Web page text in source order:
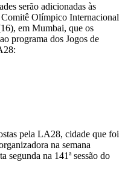
serão adicionadas às
Olímpico Internacional
em Mumbai, que os
programa dos Jogos de
pela LA28, cidade que foi
na semana
segunda na 141ª sessão do